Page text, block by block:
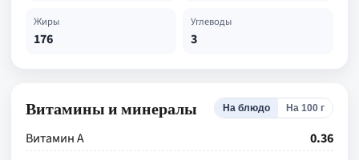
Жиры
176
Углеводы
3
Витамины и минералы На блюдо На 100 г
Витамин А
0.36